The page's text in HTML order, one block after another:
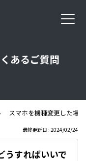
あるご質問
スマホを機種変更した場
最終更新日 : 2024/02/24
うすればいいで